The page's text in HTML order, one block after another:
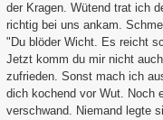
der Kragen. Wütend trat ich
richtig bei uns ankam.
"Du blöder Wicht. Es reicht
Jetzt komm du mir nicht
zufrieden. Sonst mach ich
dich kochend vor Wut. Noch
verschwand. Niemand legte